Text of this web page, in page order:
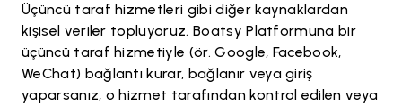
Üçüncü taraf hizmetleri gibi diğer kaynaklardan
kişisel veriler topluyoruz. Boatsy Platformuna bir
üçüncü taraf hizmetiyle (ör. Google, Facebook,
WeChat) bağlantı kurar, bağlanır veya giriş
yaparsanız, o hizmet tarafından kontrol edilen veya